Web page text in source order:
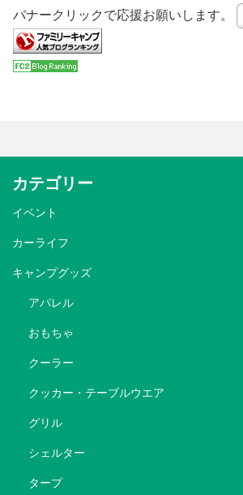
バナークリックで応援お願いします。
カテゴリー
イベント
カーライフ
キャンプグッズ
アパレル
おもちゃ
クーラー
クッカー・テーブルウエア
グリル
シェルター
タープ